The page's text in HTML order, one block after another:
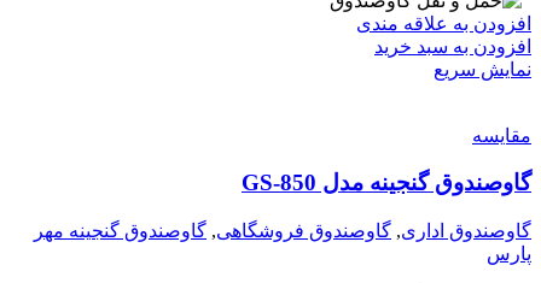
افزودن به علاقه مندی
افزودن به سبد خرید
نمایش سریع
مقايسه
گاوصندوق گنجینه مدل GS-850
گاوصندوق اداری, گاوصندوق فروشگاهی, گاوصندوق گنجینه مهر
پارس